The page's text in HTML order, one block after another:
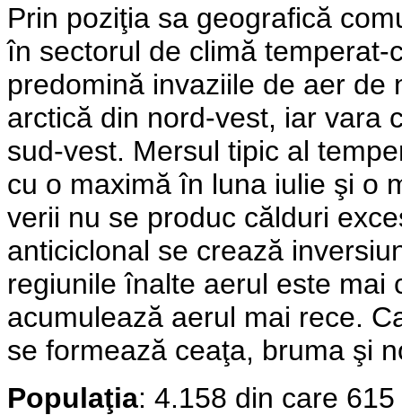
Prin poziţia sa geografică
în sectorul de climă
predomină invaziile de aer
arctică din nord-vest, iar vara
sud-vest. Mersul tipic al
cu o maximă în luna iulie şi o
verii nu se produc călduri
anticiclonal se crează
regiunile înalte aerul este mai
acumulează aerul mai rece.
se formează ceaţa, bruma şi
Populaţia: 4.158 din care 615